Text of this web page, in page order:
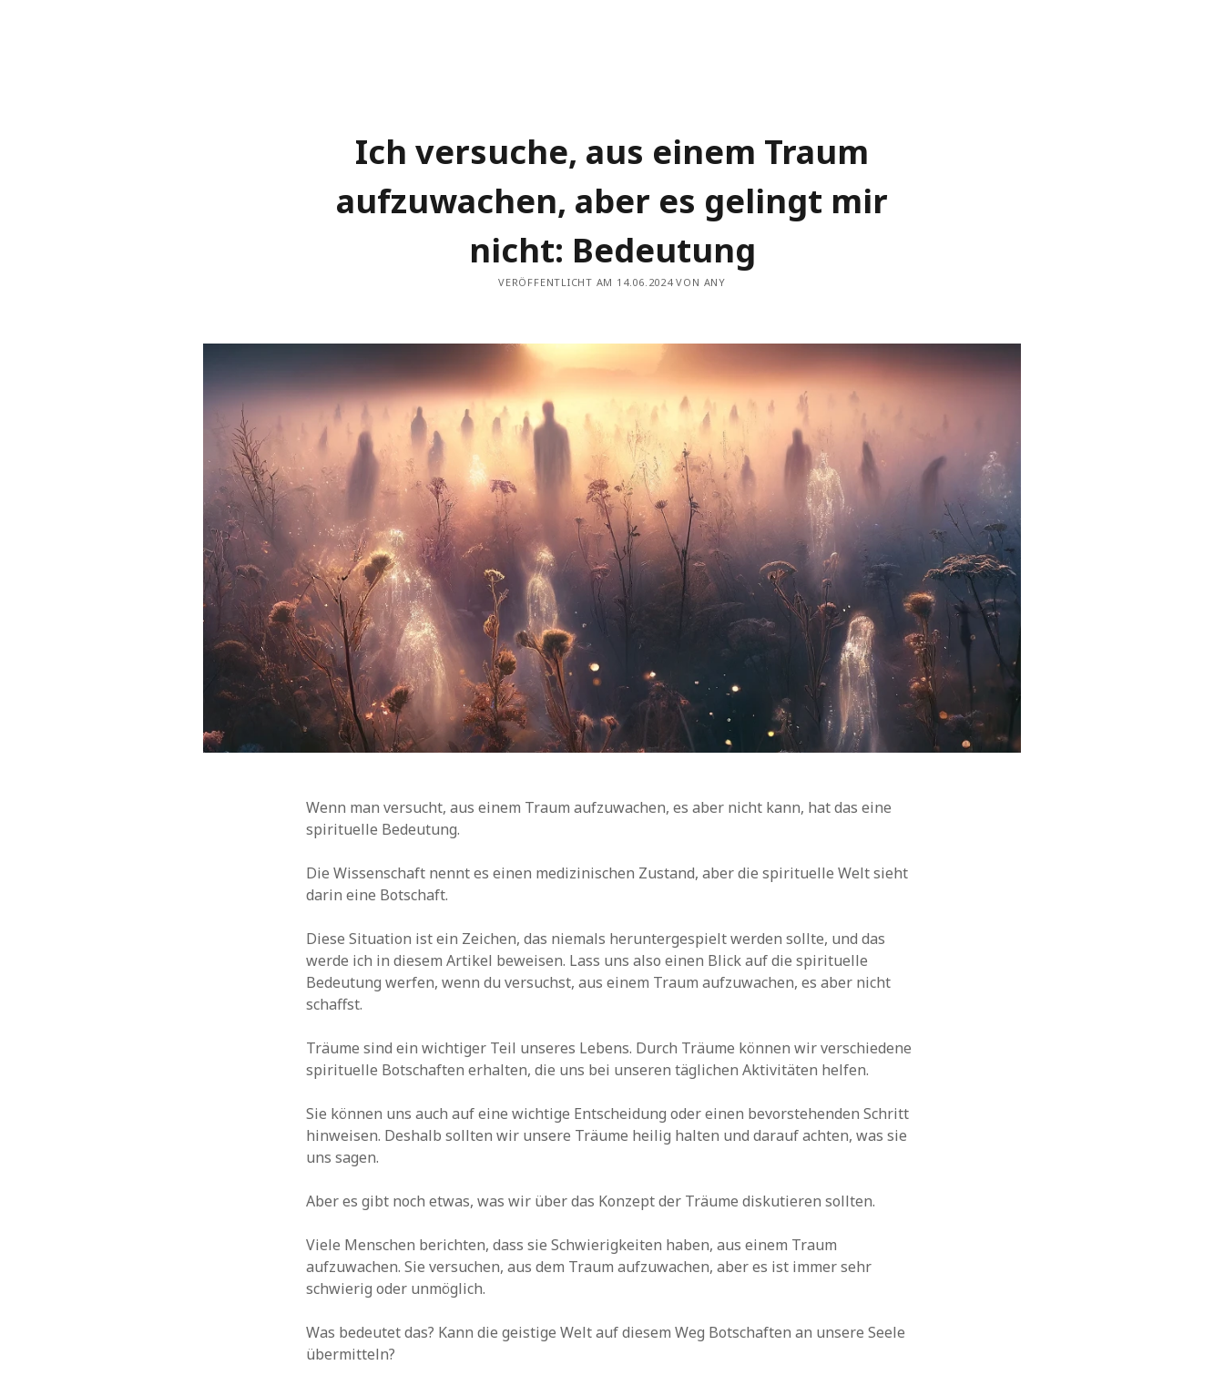
Ich versuche, aus einem Traum
aufzuwachen, aber es gelingt mir
nicht: Bedeutung
VERÖFFENTLICHT AM 14.06.2024 VON ANY
Wenn man versucht, aus einem Traum aufzuwachen, es aber nicht kann, hat das eine
spirituelle Bedeutung.
Die Wissenschaft nennt es einen medizinischen Zustand, aber die spirituelle Welt sieht
darin eine Botschaft.
Diese Situation ist ein Zeichen, das niemals heruntergespielt werden sollte, und das
werde ich in diesem Artikel beweisen. Lass uns also einen Blick auf die spirituelle
Bedeutung werfen, wenn du versuchst, aus einem Traum aufzuwachen, es aber nicht
schaffst.
Träume sind ein wichtiger Teil unseres Lebens. Durch Träume können wir verschiedene
spirituelle Botschaften erhalten, die uns bei unseren täglichen Aktivitäten helfen.
Sie können uns auch auf eine wichtige Entscheidung oder einen bevorstehenden Schritt
hinweisen. Deshalb sollten wir unsere Träume heilig halten und darauf achten, was sie
uns sagen.
Aber es gibt noch etwas, was wir über das Konzept der Träume diskutieren sollten.
Viele Menschen berichten, dass sie Schwierigkeiten haben, aus einem Traum
aufzuwachen. Sie versuchen, aus dem Traum aufzuwachen, aber es ist immer sehr
schwierig oder unmöglich.
Was bedeutet das? Kann die geistige Welt auf diesem Weg Botschaften an unsere Seele
übermitteln?